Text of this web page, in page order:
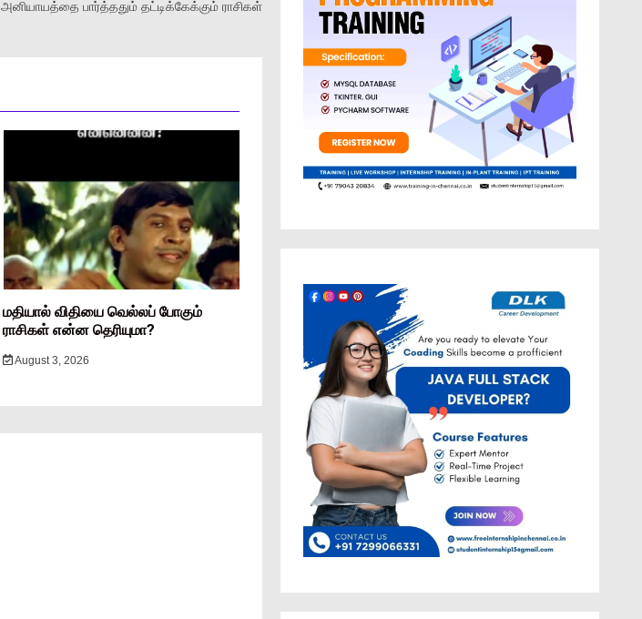
அனியாயத்தை பார்த்ததும் தட்டிக்கேக்கும் ராசிகள்
மதியால் விதியை வெல்லப் போகும்
ராசிகள் என்ன தெரியுமா?
August 3, 2026